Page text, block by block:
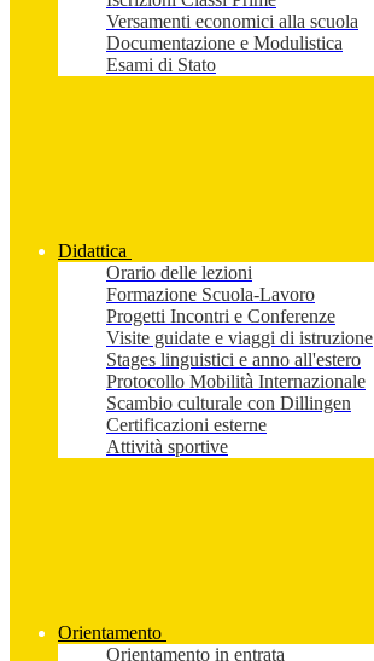
Versamenti economici alla scuola
Documentazione e Modulistica
Esami di Stato
Didattica
Orario delle lezioni
Formazione Scuola-Lavoro
Progetti Incontri e Conferenze
Visite guidate e viaggi di istruzione
Stages linguistici e anno all'estero
Protocollo Mobilità Internazionale
Scambio culturale con Dillingen
Certificazioni esterne
Attività sportive
Orientamento
Orientamento in entrata